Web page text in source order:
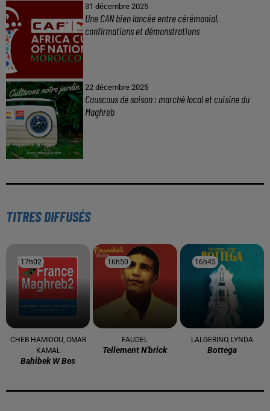
À LA UNE
Baya: La Muse Algérienne Qui a Charmé le Monde
confirmations et démonstrations